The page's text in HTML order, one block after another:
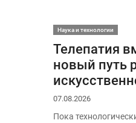
Наука и технологии
Телепатия
новый путь
07.08.2026
Пока